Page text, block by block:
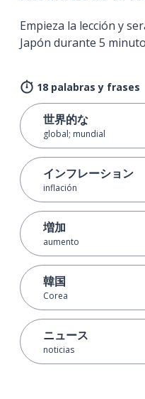
Empieza la lección y
Japón durante 5
18 palabras y frases
世界的な
global; mundial
インフレーション
inflación
増加
aumento
韓国
Corea
ニュース
noticias